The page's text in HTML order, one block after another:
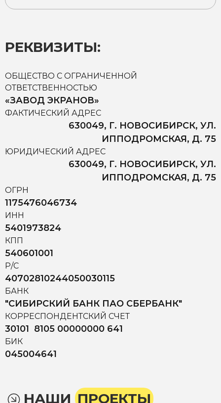
РЕКВИЗИТЫ:
ОБЩЕСТВО С ОГРАНИЧЕННОЙ
ОТВЕТСТВЕННОСТЬЮ
«ЗАВОД ЭКРАНОВ»
ФАКТИЧЕСКИЙ АДРЕС
630049, Г. НОВОСИБИРСК, УЛ.
ИППОДРОМСКАЯ, Д. 75
ЮРИДИЧЕСКИЙ АДРЕС
630049, Г. НОВОСИБИРСК, УЛ.
ИППОДРОМСКАЯ, Д. 75
ОГРН
1175476046734
ИНН
5401973824
КПП
540601001
Р/С
40702810244050030115
БАНК
"СИБИРСКИЙ БАНК ПАО СБЕРБАНК"
КОРРЕСПОНДЕНТСКИЙ СЧЕТ
30101 8105 00000000 641
БИК
045004641
НАШИ ПРОЕКТЫ